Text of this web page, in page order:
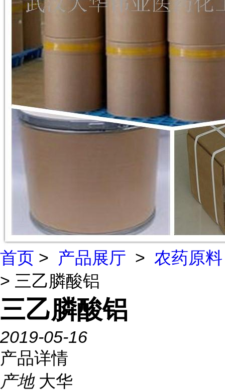
首页 > 产品展厅 > 农药原料
> 三乙膦酸铝
三乙膦酸铝
2019-05-16
产品详情
产地 大华